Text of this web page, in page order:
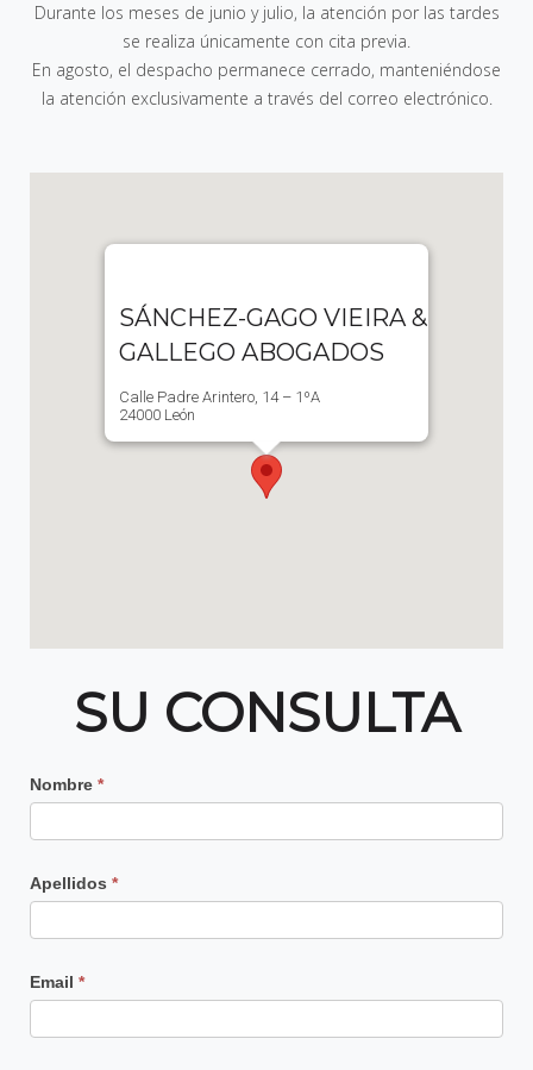
Durante los meses de junio y julio, la atención por las tardes
se realiza únicamente con cita previa.
En agosto, el despacho permanece cerrado, manteniéndose
la atención exclusivamente a través del correo electrónico.
SÁNCHEZ-GAGO VIEIRA &
GALLEGO ABOGADOS
Calle Padre Arintero, 14 – 1ºA
24000 León
SU CONSULTA
Contacto
Principal
Nombre *
Apellidos *
Email *